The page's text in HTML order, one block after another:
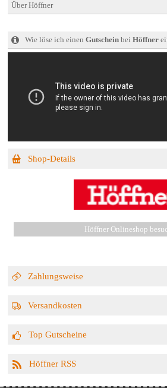
Über Höffner
Wie löse ich einen Gutscheinbei Höffner
Shop-Details
Höffner Onlineshop
Zahlungsweise
Versandkosten
Top Gutscheine
Höffner RSS